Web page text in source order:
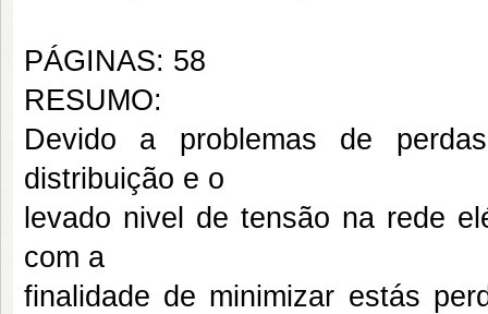
PÁGINAS: 58
RESUMO:
Devido a problemas de
distribuição e o
levado nivel de tensão na rede
com a
finalidade de minimizar estás